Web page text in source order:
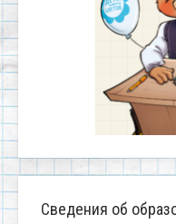
Сведения об